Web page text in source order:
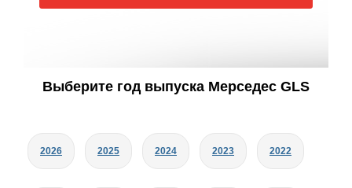
Выберите год выпуска Мерседес GLS
2026 2025 2024 2023 2022